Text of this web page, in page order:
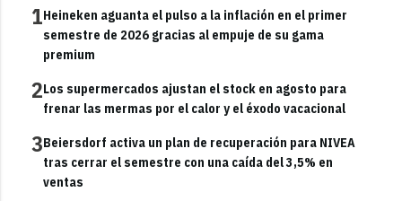
1Heineken aguanta el pulso a la inflación en el primer
semestre de 2026 gracias al empuje de su gama
premium
2Los supermercados ajustan el stock en agosto para
frenar las mermas por el calor y el éxodo vacacional
3Beiersdorf activa un plan de recuperación para NIVEA
tras cerrar el semestre con una caída del 3,5% en
ventas